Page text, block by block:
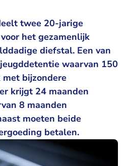
twee 20-jarige
het gezamenlijk
diefstal. Een van
waarvan 150
bijzondere
krijgt 24 maanden
8 maanden
moeten beide
betalen.